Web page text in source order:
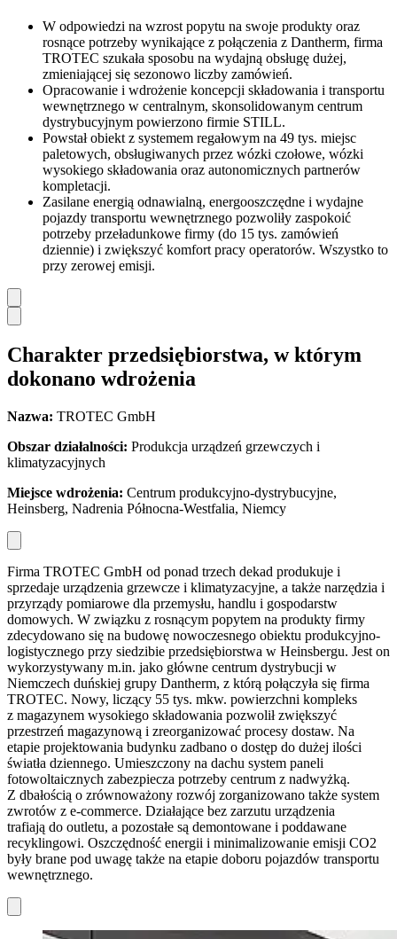
W odpowiedzi na wzrost popytu na swoje produkty oraz
rosnące potrzeby wynikające z połączenia z Dantherm, firma
TROTEC szukała sposobu na wydajną obsługę dużej,
zmieniającej się sezonowo liczby zamówień.
Opracowanie i wdrożenie koncepcji składowania i transportu
wewnętrznego w centralnym, skonsolidowanym centrum
dystrybucyjnym powierzono firmie STILL.
Powstał obiekt z systemem regałowym na 49 tys. miejsc
paletowych, obsługiwanych przez wózki czołowe, wózki
wysokiego składowania oraz autonomicznych partnerów
kompletacji.
Zasilane energią odnawialną, energooszczędne i wydajne
pojazdy transportu wewnętrznego pozwoliły zaspokoić
potrzeby przeładunkowe firmy (do 15 tys. zamówień
dziennie) i zwiększyć komfort pracy operatorów. Wszystko to
przy zerowej emisji.
Charakter przedsiębiorstwa, w którym
dokonano wdrożenia
Nazwa: TROTEC GmbH
Obszar działalności: Produkcja urządzeń grzewczych i
klimatyzacyjnych
Miejsce wdrożenia: Centrum produkcyjno-dystrybucyjne,
Heinsberg, Nadrenia Północna-Westfalia, Niemcy
Firma TROTEC GmbH od ponad trzech dekad produkuje i
sprzedaje urządzenia grzewcze i klimatyzacyjne, a także narzędzia i
przyrządy pomiarowe dla przemysłu, handlu i gospodarstw
domowych. W związku z rosnącym popytem na produkty firmy
zdecydowano się na budowę nowoczesnego obiektu produkcyjno-
logistycznego przy siedzibie przedsiębiorstwa w Heinsbergu. Jest on
wykorzystywany m.in. jako główne centrum dystrybucji w
Niemczech duńskiej grupy Dantherm, z którą połączyła się firma
TROTEC. Nowy, liczący 55 tys. mkw. powierzchni kompleks
z magazynem wysokiego składowania pozwolił zwiększyć
przestrzeń magazynową i zreorganizować procesy dostaw. Na
etapie projektowania budynku zadbano o dostęp do dużej ilości
światła dziennego. Umieszczony na dachu system paneli
fotowoltaicznych zabezpiecza potrzeby centrum z nadwyżką.
Z dbałością o zrównoważony rozwój zorganizowano także system
zwrotów z e-commerce. Działające bez zarzutu urządzenia
trafiają do outletu, a pozostałe są demontowane i poddawane
recyklingowi. Oszczędność energii i minimalizowanie emisji CO2
były brane pod uwagę także na etapie doboru pojazdów transportu
wewnętrznego.